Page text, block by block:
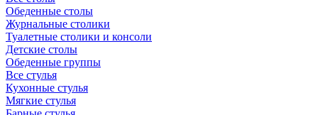
Обеденные столы
Журнальные столики
Туалетные столики и консоли
Детские столы
Обеденные группы
Все стулья
Кухонные стулья
Мягкие стулья